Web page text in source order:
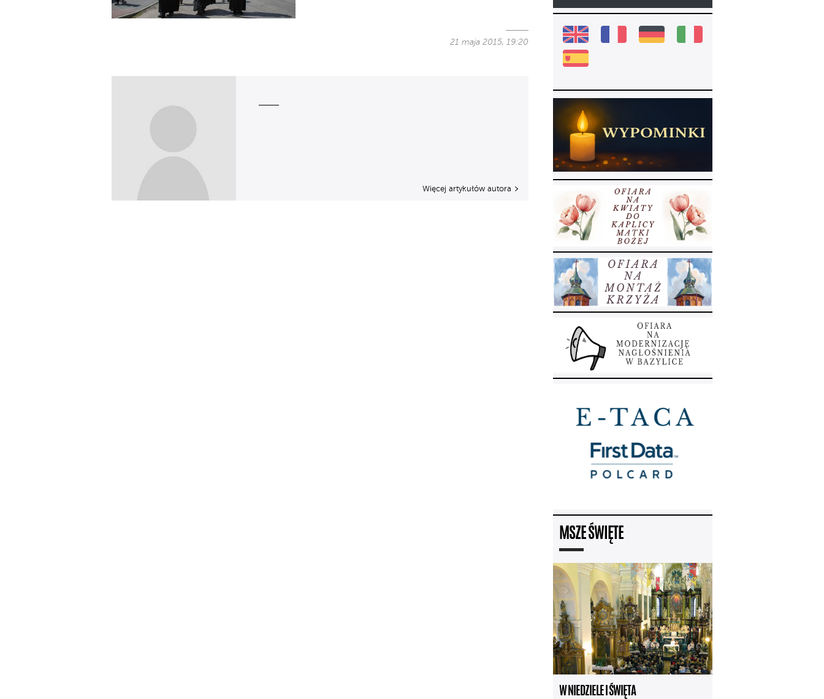
21 maja 2015, 19:20
Więcej artykułów autora
MSZE ŚWIĘTE
W NIEDZIELE I ŚWIĘTA